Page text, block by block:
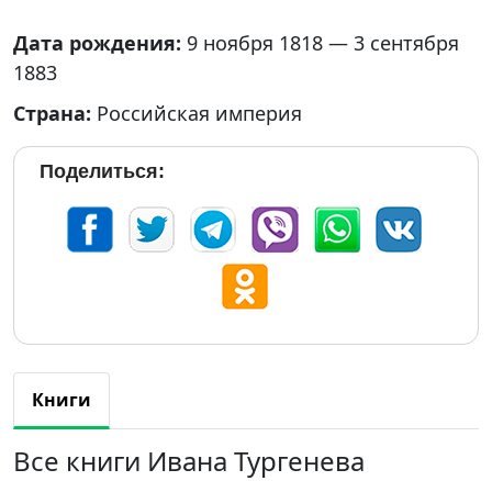
Дата рождения: 9 ноября 1818 — 3 сентября
1883
Страна: Российская империя
Поделиться:
Книги
Все книги Ивана Тургенева